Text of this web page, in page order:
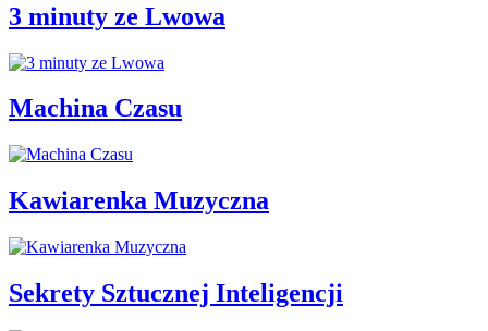
3 minuty ze Lwowa
Machina Czasu
Kawiarenka Muzyczna
Sekrety Sztucznej Inteligencji